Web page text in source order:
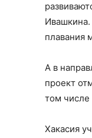
плавания
А в
проект
том
Хакасия